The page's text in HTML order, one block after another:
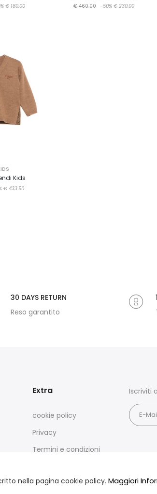
€ 180.00 € 460.00 -50% € 230.00
Kids
€ 433.50
30 DAYS RETURN
Reso garantito
Extra
cookie policy
Privacy
Termini e condizioni
Iscriviti
nella pagina cookie policy. Maggiori